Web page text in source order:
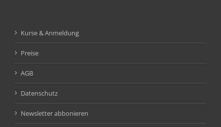
Kurse & Anmeldung
Preise
AGB
Datenschutz
Newsletter abbonieren